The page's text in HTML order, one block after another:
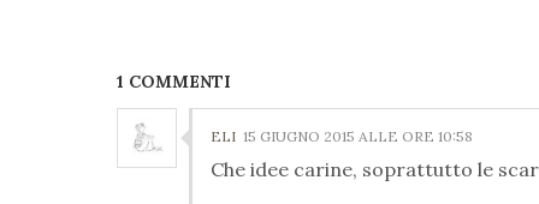
1 COMMENTI
ELI 15 GIUGNO 2015 ALLE ORE 10:58
Che idee carine, soprattutto le